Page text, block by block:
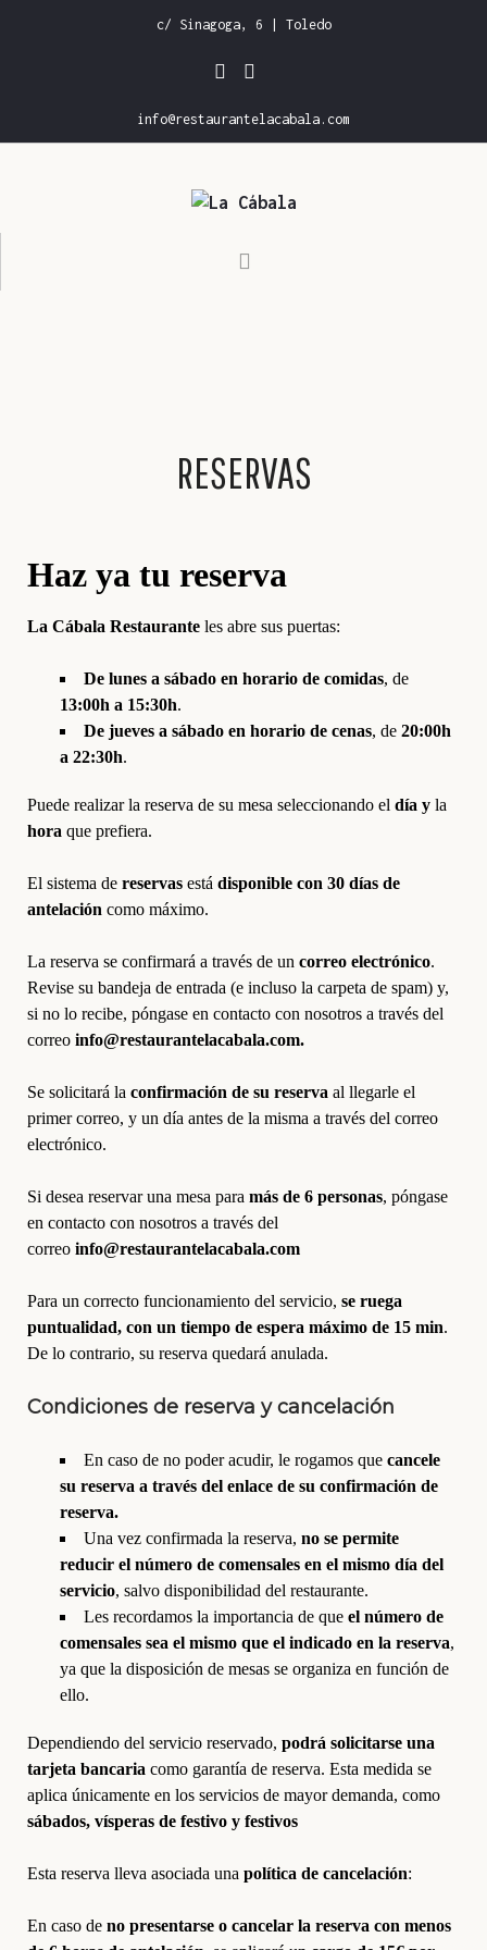
c/ Sinagoga, 6 | Toledo
info@restaurantelacabala.com
CONTACTO
RESERVAS
Haz ya tu reserva
La Cábala Restaurante les abre sus puertas:
De lunes a sábado en horario de comidas, de
13:00h a 15:30h.
De jueves a sábado en horario de cenas, de 20:00h
a 22:30h.
Puede realizar la reserva de su mesa seleccionando el día y la
hora que prefiera.
El sistema de reservas está disponible con 30 días de
antelación como máximo.
La reserva se confirmará a través de un correo electrónico.
Revise su bandeja de entrada (e incluso la carpeta de spam) y,
si no lo recibe, póngase en contacto con nosotros a través del
correo info@restaurantelacabala.com.
Se solicitará la confirmación de su reserva al llegarle el
primer correo, y un día antes de la misma a través del correo
electrónico.
Si desea reservar una mesa para más de 6 personas, póngase
en contacto con nosotros a través del
correo info@restaurantelacabala.com
Para un correcto funcionamiento del servicio, se ruega
puntualidad, con un tiempo de espera máximo de 15 min.
De lo contrario, su reserva quedará anulada.
Condiciones de reserva y cancelación
En caso de no poder acudir, le rogamos que cancele
su reserva a través del enlace de su confirmación de
reserva.
Una vez confirmada la reserva, no se permite
reducir el número de comensales en el mismo día del
servicio, salvo disponibilidad del restaurante.
Les recordamos la importancia de que el número de
comensales sea el mismo que el indicado en la reserva,
ya que la disposición de mesas se organiza en función de
ello.
Dependiendo del servicio reservado, podrá solicitarse una
tarjeta bancaria como garantía de reserva. Esta medida se
aplica únicamente en los servicios de mayor demanda, como
sábados, vísperas de festivo y festivos
Esta reserva lleva asociada una política de cancelación:
En caso de no presentarse o cancelar la reserva con menos